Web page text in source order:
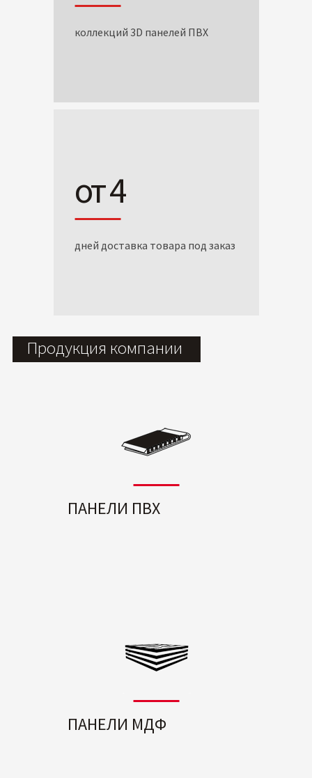
коллекций 3D панелей ПВХ
от 4
дней доставка товара под заказ
Продукция компании
ПАНЕЛИ ПВХ
ПАНЕЛИ МДФ